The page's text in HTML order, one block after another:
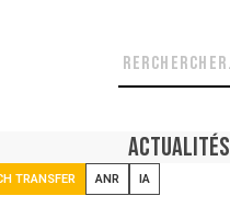
Actualités
TRANSFER ANR IA